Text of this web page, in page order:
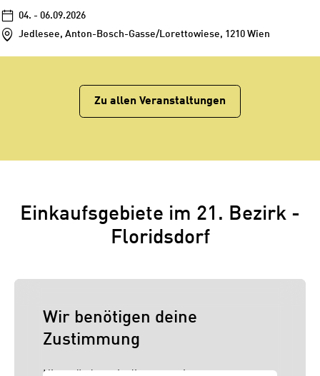
04. - 06.09.2026
Jedlesee, Anton-Bosch-Gasse/Lorettowiese, 1210 Wien
Zu allen Veranstaltungen
Einkaufsgebiete im 21. Bezirk -
Floridsdorf
Wir benötigen deine
Zustimmung